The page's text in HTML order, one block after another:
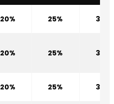
20% 25% 30%
20% 25% 30%
20% 25% 30%